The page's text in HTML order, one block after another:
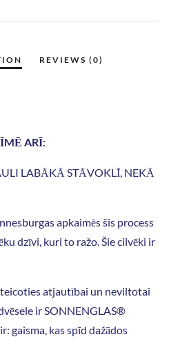
ARĪ:
LABĀKĀ STĀVOKLĪ, NEKĀ
apkaimēs šis process
dzīvi, kuri to ražo. Šie cilvēki ir
atjautībai un neviltotai
ir SONNENGLAS®
gaisma, kas spīd dažādos